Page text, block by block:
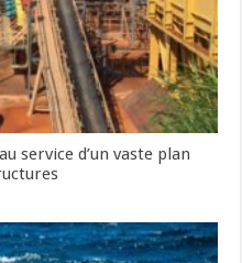
service d’un vaste plan